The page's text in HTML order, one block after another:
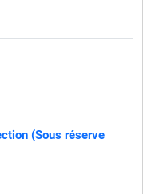
(Sous réserve